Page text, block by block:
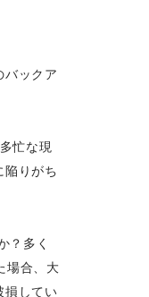
バックア
忙な現
陥りがち
？多く
場合、大
損してい